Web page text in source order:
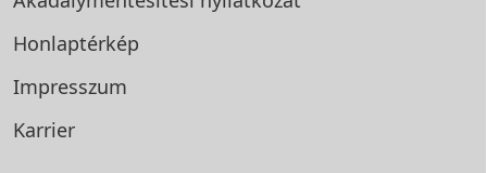
Honlaptérkép
Impresszum
Karrier